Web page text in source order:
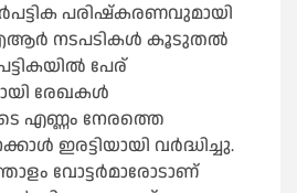
പരിഷ്കരണവുമായി
നടപടികള്‍ കൂടുതല്‍
പേര്
രേഖകള്‍
എണ്ണം നേരത്തെ
ഇരട്ടിയായി വർദ്ധിച്ചു.
വോട്ടർമാരോടാണ്